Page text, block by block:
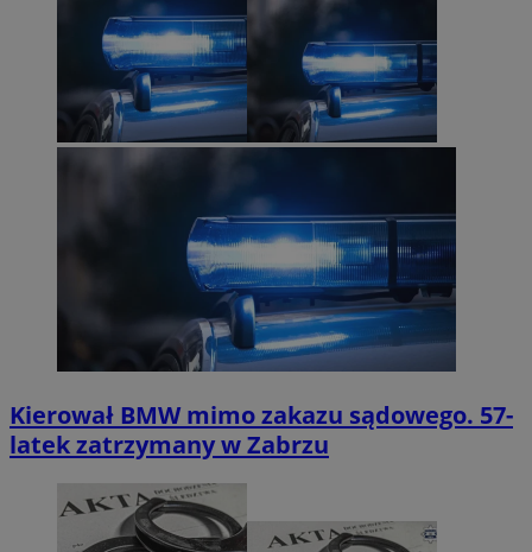
Kierował BMW mimo zakazu sądowego. 57-
latek zatrzymany w Zabrzu